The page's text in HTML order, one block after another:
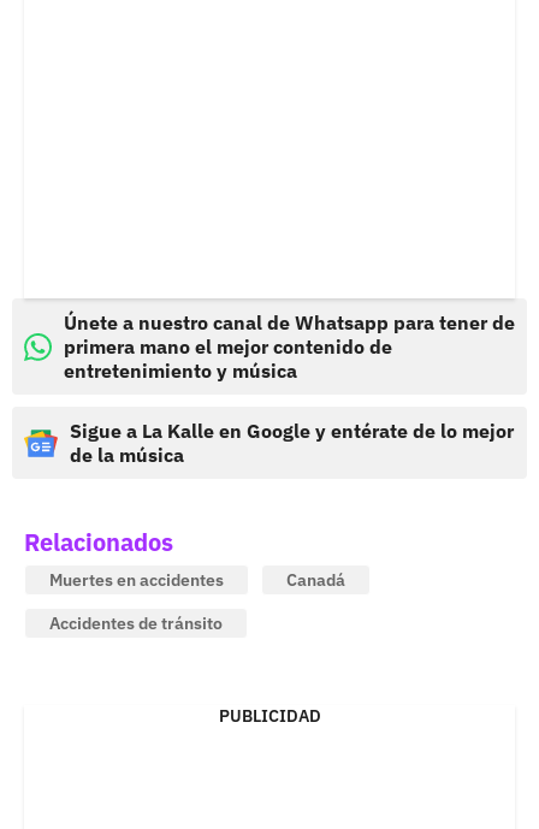
Únete a nuestro canal de Whatsapp para tener de
primera mano el mejor contenido de
entretenimiento y música
Sigue a La Kalle en Google y entérate de lo mejor
de la música
Relacionados
Muertes en accidentes
Canadá
Accidentes de tránsito
PUBLICIDAD